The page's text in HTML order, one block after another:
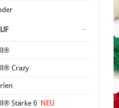
Crazy
Stärke 6 NEU